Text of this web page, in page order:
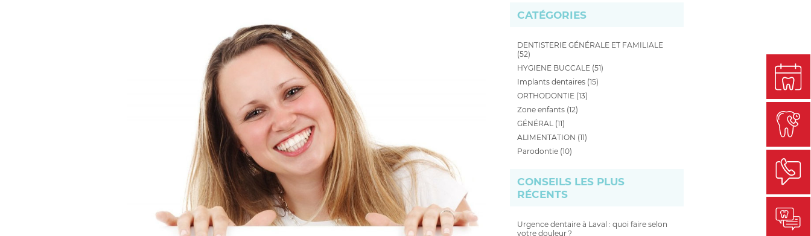
CATÉGORIES
DENTISTERIE GÉNÉRALE ET FAMILIALE
(52)
HYGIENE BUCCALE (51)
Implants dentaires (15)
ORTHODONTIE (13)
Zone enfants (12)
GÉNÉRAL (11)
ALIMENTATION (11)
Parodontie (10)
CONSEILS LES PLUS
RÉCENTS
Urgence dentaire à Laval : quoi faire selon
votre douleur ?